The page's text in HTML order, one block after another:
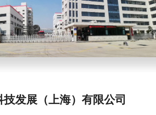
技发展（上海）有限公司